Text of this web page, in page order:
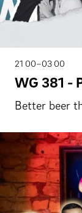
21 00–03 00
WG 381 -
Better beer